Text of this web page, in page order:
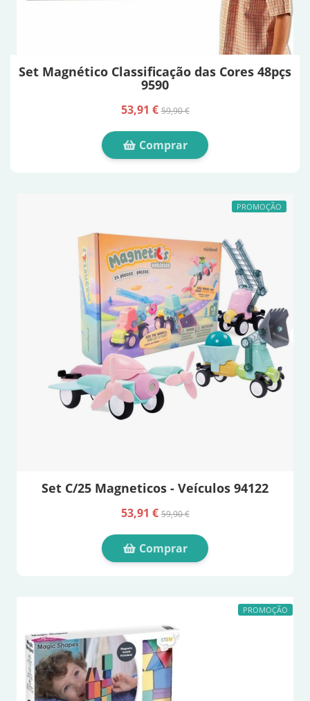
Set Magnético Classificação das Cores 48pçs
9590
53,91 €59,90 €
Comprar
PROMOÇÃO
Set C/25 Magneticos - Veículos 94122
53,91 €59,90 €
Comprar
PROMOÇÃO